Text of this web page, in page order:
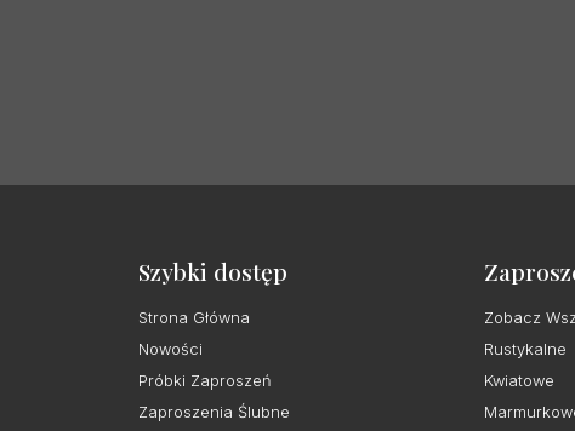
Szybki dostęp
Strona Główna
Nowości
Próbki Zaproszeń
Zaproszenia Ślubne
Zobacz
Rustykalne
Kwiatowe